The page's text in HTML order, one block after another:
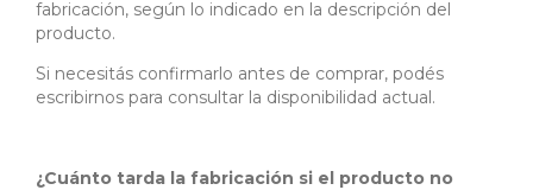
fabricación, según lo indicado en la descripción del
producto.
Si necesitás confirmarlo antes de comprar, podés
escribirnos para consultar la disponibilidad actual.
¿Cuánto tarda la fabricación si el producto no